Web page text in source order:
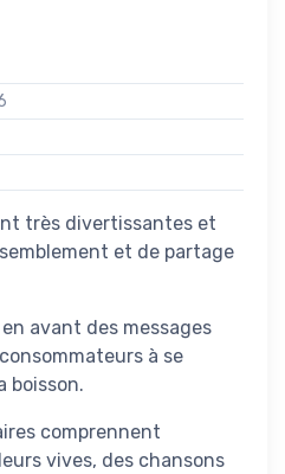
très divertissantes et
et de partage
avant des messages
à se
boisson.
comprennent
vives, des chansons